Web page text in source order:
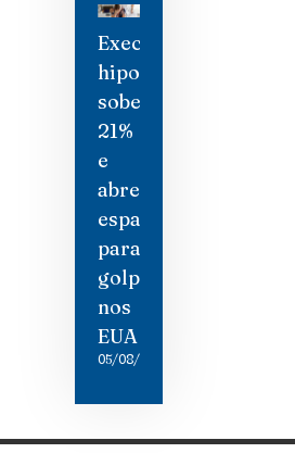
Execuções
hipotecárias
sobem
21%
e
abrem
espaço
para
golpistas
nos
EUA
05/08/2026